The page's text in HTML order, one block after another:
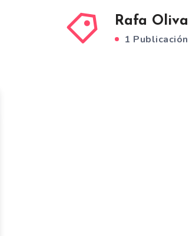
Rafa
1 Publicación